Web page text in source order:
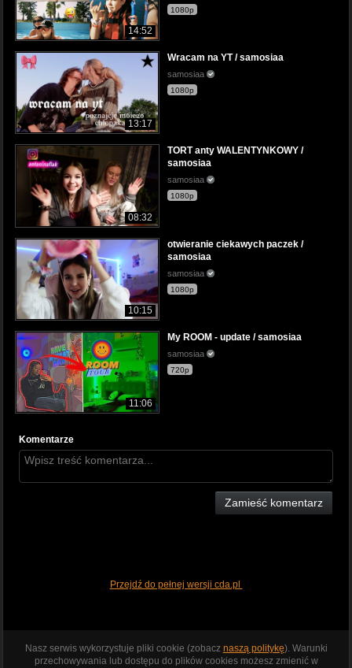
14:52
1080p
13:17
Wracam na YT / samosiaa
samosiaa
1080p
08:32
TORT anty WALENTYNKOWY /
samosiaa
samosiaa
1080p
10:15
otwieranie ciekawych paczek /
samosiaa
samosiaa
1080p
11:06
My ROOM - update / samosiaa
samosiaa
720p
Komentarze
Zamieść komentarz
Przejdź do pełnej wersji cda.pl
Nasz serwis wykorzystuje pliki cookie (zobacz naszą politykę). Warunki
przechowywania lub dostępu do plików cookies możesz zmienić w